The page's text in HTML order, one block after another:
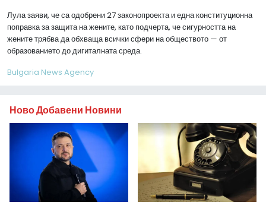
Лула заяви, че са одобрени 27 законопроекта и една конституционна
поправка за защита на жените, като подчерта, че сигурността на
жените трябва да обхваща всички сфери на обществото — от
образованието до дигиталната среда.
Bulgaria News Agency
Ново Добавени Новини